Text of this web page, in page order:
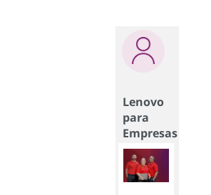
Lenovo
para
Empresas